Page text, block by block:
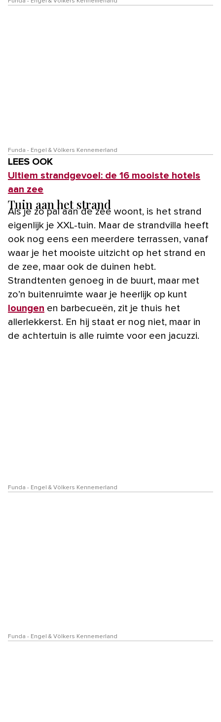
Funda - Engel & Völkers Kennemerland
Funda - Engel & Völkers Kennemerland
LEES OOK
Ultiem strandgevoel: de 16 mooiste hotels
aan zee
Tuin aan het strand
Als je zo pal aan de zee woont, is het strand
eigenlijk je XXL-tuin. Maar de strandvilla heeft
ook nog eens een meerdere terrassen, vanaf
waar je het mooiste uitzicht op het strand en
de zee, maar ook de duinen hebt.
Strandtenten genoeg in de buurt, maar met
zo’n buitenruimte waar je heerlijk op kunt
loungen en barbecueën, zit je thuis het
allerlekkerst. En hij staat er nog niet, maar in
de achtertuin is alle ruimte voor een jacuzzi.
Funda - Engel & Völkers Kennemerland
Funda - Engel & Völkers Kennemerland